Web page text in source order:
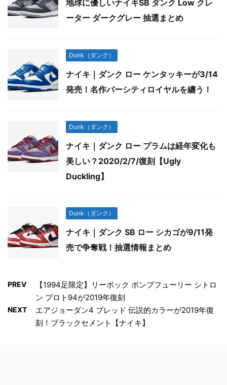
地球に優しいナイキSB ダンク Low クレ
ーター ダークグレー 抽選まとめ
Dunk（ダンク）
ナイキ｜ダンク ロー ケンタッキーが3/14
発売！名作バーシティロイヤルを纏う！
Dunk（ダンク）
ナイキ｜ダンク ロー プラムは経年変化も
美しい？2020/2/7/復刻【Ugly
Duckling】
Dunk（ダンク）
ナイキ｜ダンク SB ロー シカゴが9/11発
売で争奪戦！抽選情報まとめ
PREV
【1994足限定】リーボック ポンプフューリー シトロ
ン プロト94が2019年復刻
NEXT
エアジョーダン4 ブレッド 伝説的カラーが2019年復
刻！ブラックセメント【ナイキ】